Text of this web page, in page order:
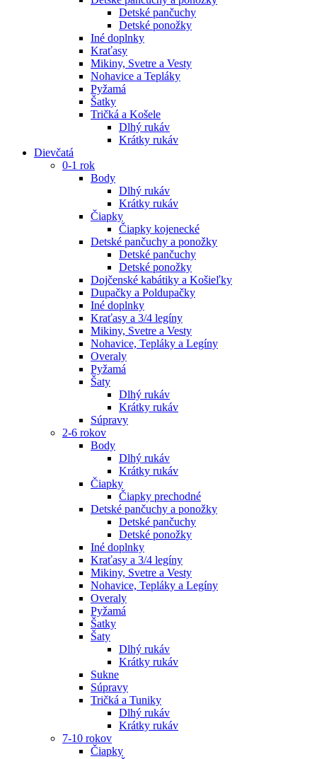
Detské pančuchy
Detské ponožky
Iné doplnky
Kraťasy
Mikiny, Svetre a Vesty
Nohavice a Tepláky
Pyžamá
Šatky
Tričká a Košele
Dlhý rukáv
Krátky rukáv
Dievčatá
0-1 rok
Body
Dlhý rukáv
Krátky rukáv
Čiapky
Čiapky kojenecké
Detské pančuchy a ponožky
Detské pančuchy
Detské ponožky
Dojčenské kabátiky a Košieľky
Dupačky a Poldupačky
Iné doplnky
Kraťasy a 3/4 legíny
Mikiny, Svetre a Vesty
Nohavice, Tepláky a Legíny
Overaly
Pyžamá
Šaty
Dlhý rukáv
Krátky rukáv
Súpravy
2-6 rokov
Body
Dlhý rukáv
Krátky rukáv
Čiapky
Čiapky prechodné
Detské pančuchy a ponožky
Detské pančuchy
Detské ponožky
Iné doplnky
Kraťasy a 3/4 legíny
Mikiny, Svetre a Vesty
Nohavice, Tepláky a Legíny
Overaly
Pyžamá
Šatky
Šaty
Dlhý rukáv
Krátky rukáv
Sukne
Súpravy
Tričká a Tuniky
Dlhý rukáv
Krátky rukáv
7-10 rokov
Čiapky